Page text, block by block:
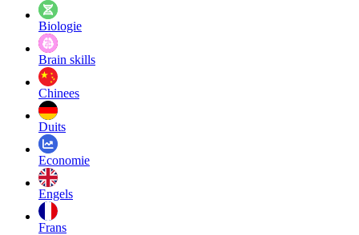
Biologie
Brain skills
Chinees
Duits
Economie
Engels
Frans